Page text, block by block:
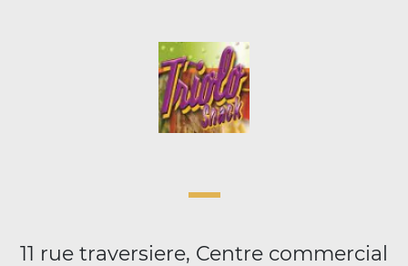
11 rue traversiere, Centre commercial